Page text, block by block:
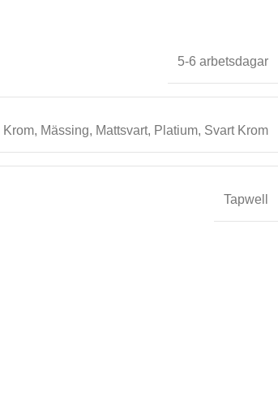
5-6 arbetsdagar
Krom, Mässing, Mattsvart, Platium, Svart Krom
Tapwell